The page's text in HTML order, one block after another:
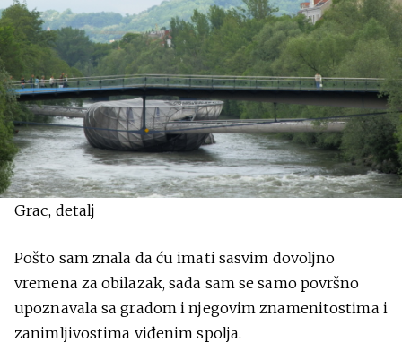
Grac, detalj
Pošto sam znala da ću imati sasvim dovoljno
vremena za obilazak, sada sam se samo površno
upoznavala sa gradom i njegovim znamenitostima i
zanimljivostima viđenim spolja.